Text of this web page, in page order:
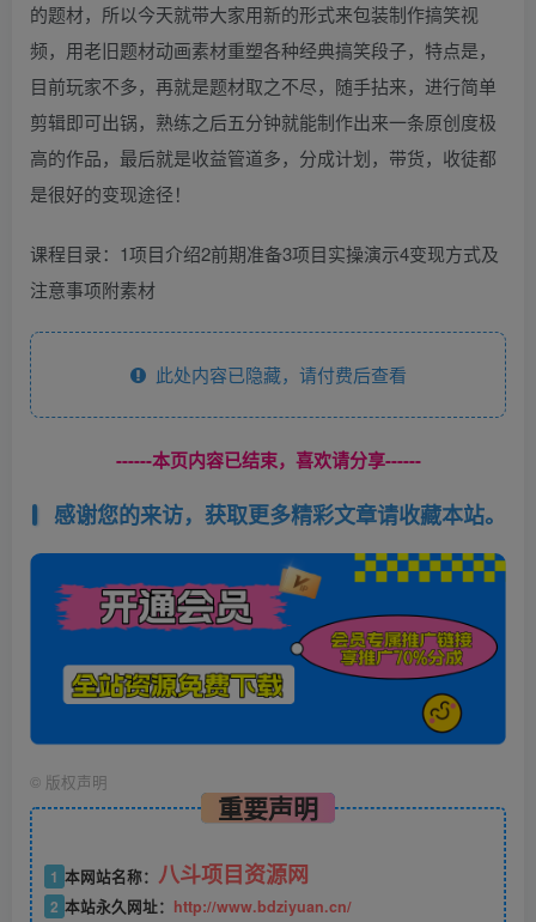
的题材，所以今天就带大家用新的形式来包装制作搞笑视
频，用老旧题材动画素材重塑各种经典搞笑段子，特点是，
目前玩家不多，再就是题材取之不尽，随手拈来，进行简单
剪辑即可出锅，熟练之后五分钟就能制作出来一条原创度极
高的作品，最后就是收益管道多，分成计划，带货，收徒都
是很好的变现途径！
课程目录：1项目介绍2前期准备3项目实操演示4变现方式及
注意事项附素材
此处内容已隐藏，请付费后查看
------本页内容已结束，喜欢请分享------
感谢您的来访，获取更多精彩文章请收藏本站。
© 版权声明
重要声明
1 本网站名称： 八斗项目资源网
2 本站永久网址： http://www.bdziyuan.cn/